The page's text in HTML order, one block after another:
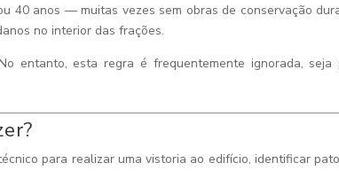
40 anos — muitas vezes sem obras de conservação
no interior das frações.
entanto, esta regra é frequentemente ignorada, seja
para realizar uma vistoria ao edifício, identificar